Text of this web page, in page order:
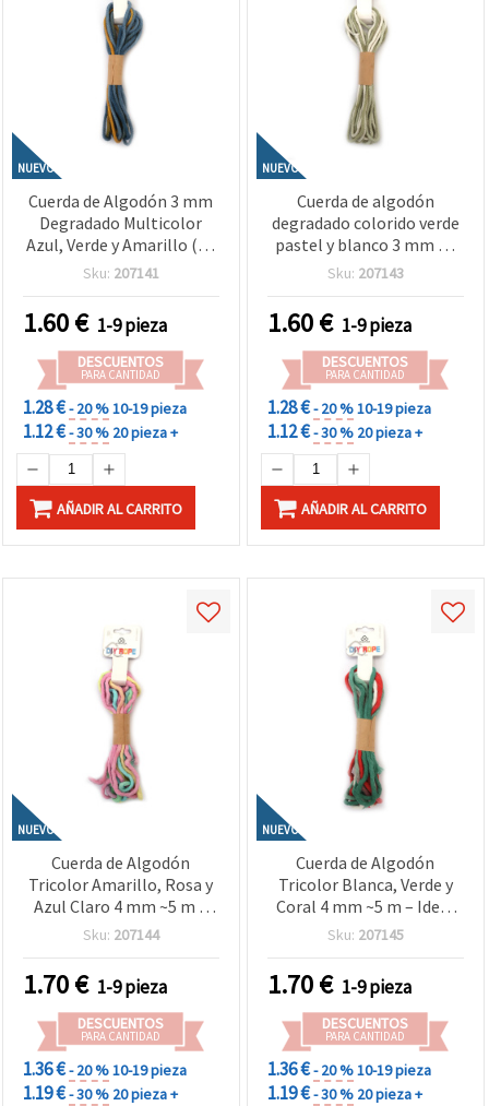
NUEVO
Cuerda de Algodón 3 mm
Degradado Multicolor
Azul, Verde y Amarillo (≈5
m) – Ideal para Macramé,
Creativas
Sku: 207141
1.60€ 1-9 pieza
DESCUENTOS
PARA CANTIDAD
1.28 €- 20 %10-19 pieza
1.12 €- 30 % 20 pieza +
AÑADIR AL CARRITO
NUEVO
Cuerda de algodón
degradado colorido verde
pastel y blanco 3 mm ~5
m – Ideal para macramé,
DIY creativas
Sku: 207143
1.60€ 1-9 pieza
DESCUENTOS
PARA CANTIDAD
1.28 €- 20 %10-19 pieza
1.12 €- 30 % 20 pieza +
AÑADIR AL CARRITO
NUEVO
Cuerda de Algodón
Tricolor Amarillo, Rosa y
Azul Claro 4 mm ~5 m –
Ideal para Macramé,
Creativas
Sku: 207144
1.70€ 1-9 pieza
DESCUENTOS
PARA CANTIDAD
1.36 €- 20 %10-19 pieza
1.19 €- 30 % 20 pieza +
NUEVO
Cuerda de Algodón
Tricolor Blanca, Verde y
Coral 4 mm ~5 m – Ideal
para Macramé, Nudos y
Creativas
Sku: 207145
1.70€ 1-9 pieza
DESCUENTOS
PARA CANTIDAD
1.36 €- 20 %10-19 pieza
1.19 €- 30 % 20 pieza +